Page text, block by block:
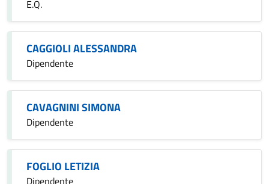
E.Q.
CAGGIOLI ALESSANDRA
Dipendente
CAVAGNINI SIMONA
Dipendente
FOGLIO LETIZIA
Dipendente